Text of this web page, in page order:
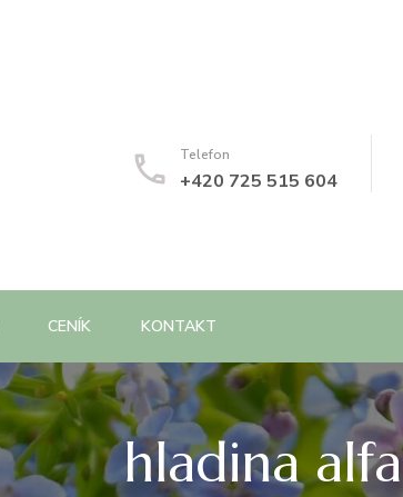
Telefon
+420 725 515 604
CENÍK KONTAKT
hladina alfa